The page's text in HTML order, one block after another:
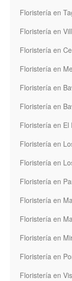
Floristería en
Floristería en
Floristería en
Floristería en
Floristería en
Floristería en
Floristería en El
Floristería en
Floristería en
Floristería en
Floristería en
Floristería en
Floristería en
Floristería en
Floristería en